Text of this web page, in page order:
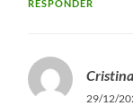
RESPONDER
Cristina
29/12/